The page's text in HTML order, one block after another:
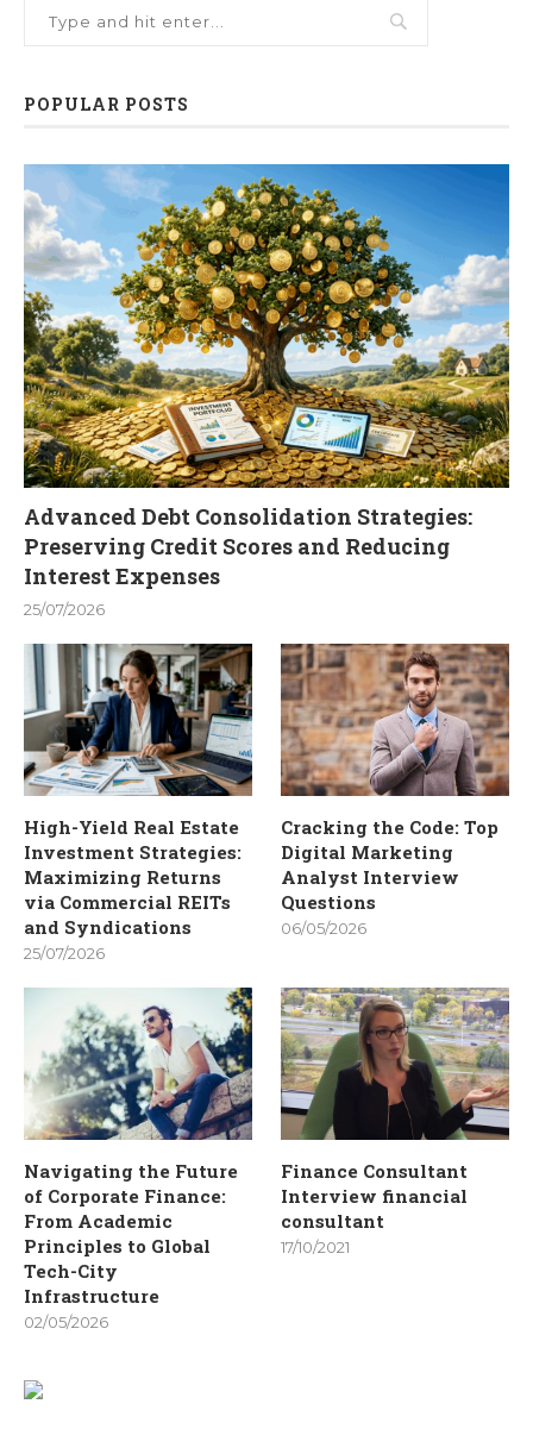
POPULAR POSTS
Advanced Debt Consolidation Strategies:
Preserving Credit Scores and Reducing
Interest Expenses
25/07/2026
High-Yield Real Estate
Investment Strategies:
Maximizing Returns
via Commercial REITs
and Syndications
25/07/2026
Cracking the Code: Top
Digital Marketing
Analyst Interview
Questions
06/05/2026
Navigating the Future
of Corporate Finance:
From Academic
Principles to Global
Tech-City
Infrastructure
02/05/2026
Finance Consultant
Interview financial
consultant
17/10/2021